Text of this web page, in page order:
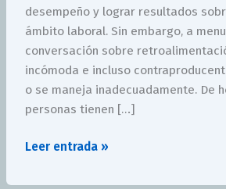
desempeño y lograr resultados
ámbito laboral. Sin embargo, a
conversación sobre
incómoda e incluso
o se maneja inadecuadamente. De
personas tienen […]
Leer entrada »